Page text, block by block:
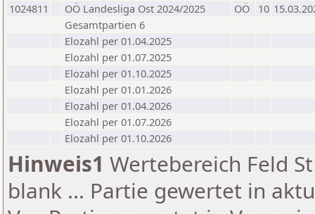
1024811
OÖ Landesliga Ost 2024/2025 OÖ 10
Gesamtpartien 6
Elozahl per 01.04.2025
Elozahl per 01.07.2025
Elozahl per 01.10.2025
Elozahl per 01.01.2026
Elozahl per 01.04.2026
Elozahl per 01.07.2026
Elozahl per 01.10.2026
Hinweis1 Wertebereich Feld
blank ... Partie gewertet in